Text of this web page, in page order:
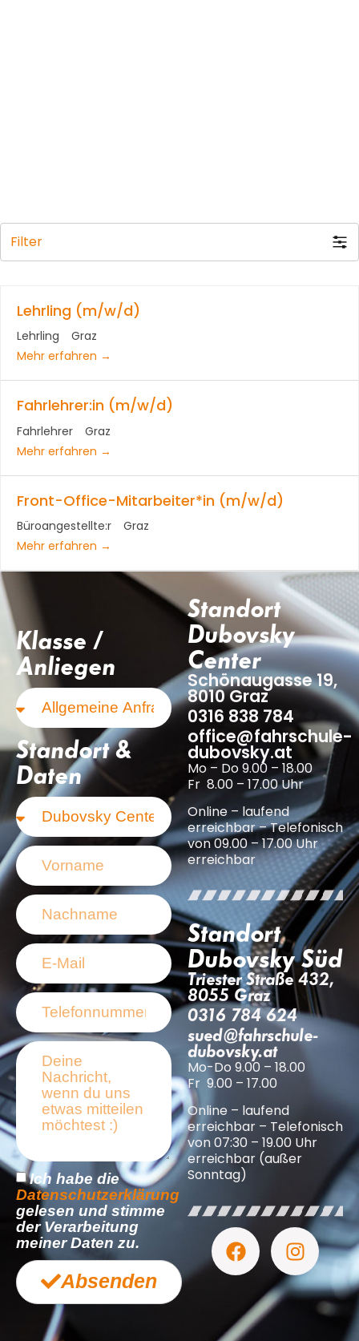
Filter
Lehrling (m/w/d)
Lehrling
Graz
Mehr erfahren
Fahrlehrer:in (m/w/d)
Fahrlehrer
Graz
Mehr erfahren
Front-Office-Mitarbeiter*in (m/w/d)
Büroangestellte:r
Graz
Mehr erfahren
Standort
Dubovsky
Center
Schönaugasse 19,
8010 Graz
0316 838 784
office@fahrschule-
dubovsky.at
Mo – Do 9.00 – 18.00
Fr 8.00 – 17.00 Uhr
Online – laufend
erreichbar – Telefonisch
von 09.00 – 17.00 Uhr
erreichbar
Standort
Dubovsky Süd
Triester Straße 432,
8055 Graz
0316 784 624
sued@fahrschule-
dubovsky.at
Mo-Do 9.00 – 18.00
Fr 9.00 – 17.00
Online – laufend
erreichbar – Telefonisch
von 07:30 – 19.00 Uhr
erreichbar (außer
Sonntag)
Klasse /
Anliegen
Standort &
Daten
Ich habe die
Datenschutzerklärung
gelesen und stimme
der Verarbeitung
meiner Daten zu.
Absenden